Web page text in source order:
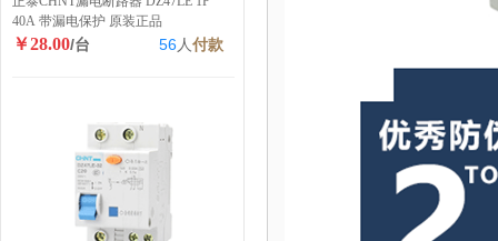
40A 带漏电保护 原装正品
￥28.00/台 56人付款